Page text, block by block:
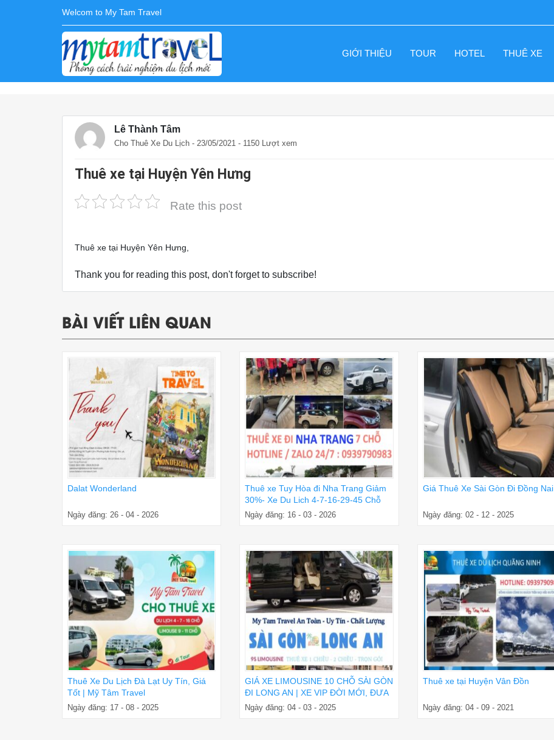
Welcom to My Tam Travel
GIỚI THIỆU TOUR HOTEL THUÊ XE
Lê Thành Tâm
Cho Thuê Xe Du Lịch - 23/05/2021 - 1150 Lượt xem
Thuê xe tại Huyện Yên Hưng
Rate this post
Thuê xe tại Huyện Yên Hưng,
Thank you for reading this post, don't forget to subscribe!
BÀI VIẾT LIÊN QUAN
Dalat Wonderland
Ngày đăng: 26 - 04 - 2026
Thuê xe Tuy Hòa đi Nha Trang Giảm
30%- Xe Du Lich 4-7-16-29-45 Chỗ
Ngày đăng: 16 - 03 - 2026
Giá Thuê Xe Sài Gòn Đi Đồng Nai
Ngày đăng: 02 - 12 - 2025
Thuê Xe Du Lịch Đà Lạt Uy Tín, Giá
Tốt | Mỹ Tâm Travel
Ngày đăng: 17 - 08 - 2025
GIÁ XE LIMOUSINE 10 CHỖ SÀI GÒN
ĐI LONG AN | XE VIP ĐỜI MỚI, ĐƯA
ĐÓN TẬN NƠI
Ngày đăng: 04 - 03 - 2025
Thuê xe tại Huyện Vân Đồn
Ngày đăng: 04 - 09 - 2021